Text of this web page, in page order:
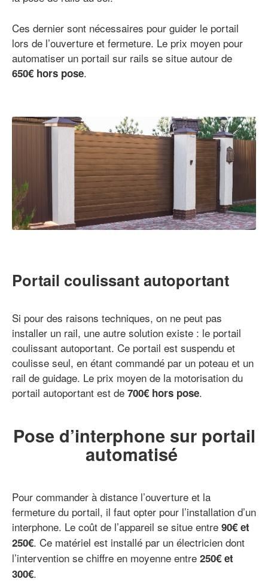
Ces dernier sont nécessaires pour guider le portail
lors de l’ouverture et fermeture. Le prix moyen pour
automatiser un portail sur rails se situe autour de
650€ hors pose.
Portail coulissant autoportant
Si pour des raisons techniques, on ne peut pas
installer un rail, une autre solution existe : le portail
coulissant autoportant. Ce portail est suspendu et
coulisse seul, en étant commandé par un poteau et un
rail de guidage. Le prix moyen de la motorisation du
portail autoportant est de 700€ hors pose.
Pose d’interphone sur portail
automatisé
Pour commander à distance l’ouverture et la
fermeture du portail, il faut opter pour l’installation d’un
interphone. Le coût de l’appareil se situe entre 90€ et
250€. Ce matériel est installé par un électricien dont
l’intervention se chiffre en moyenne entre 250€ et
300€.